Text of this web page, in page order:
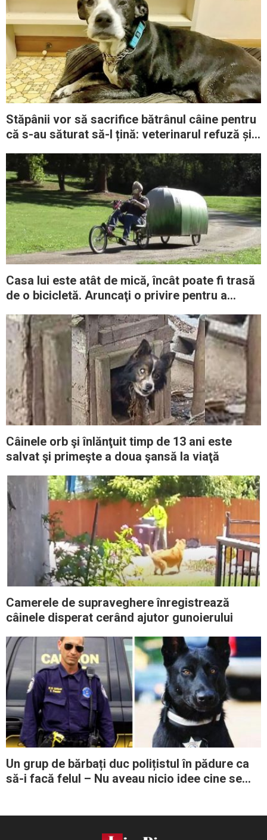
Stăpânii vor să sacrifice bătrânul câine pentru
că s-au săturat să-l țină: veterinarul refuză și îl
Casa lui este atât de mică, încât poate fi trasă
de o bicicletă. Aruncaţi o privire pentru a
Câinele orb şi înlănţuit timp de 13 ani este
salvat şi primeşte a doua şansă la viaţă
Camerele de supraveghere înregistrează
câinele disperat cerând ajutor gunoierului
Un grup de bărbați duc polițistul în pădure ca
să-i facă felul – Nu aveau nicio idee cine se